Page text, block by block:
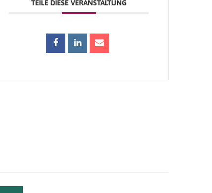
TEILE DIESE VERANSTALTUNG